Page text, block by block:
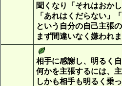
聞くなり「それはおか
「あれはくだらない」
という自分の自己主張
まず間違いなく嫌われ
相手に感謝し、明るく
何かを主張するには、
しかも相手も明るく乗